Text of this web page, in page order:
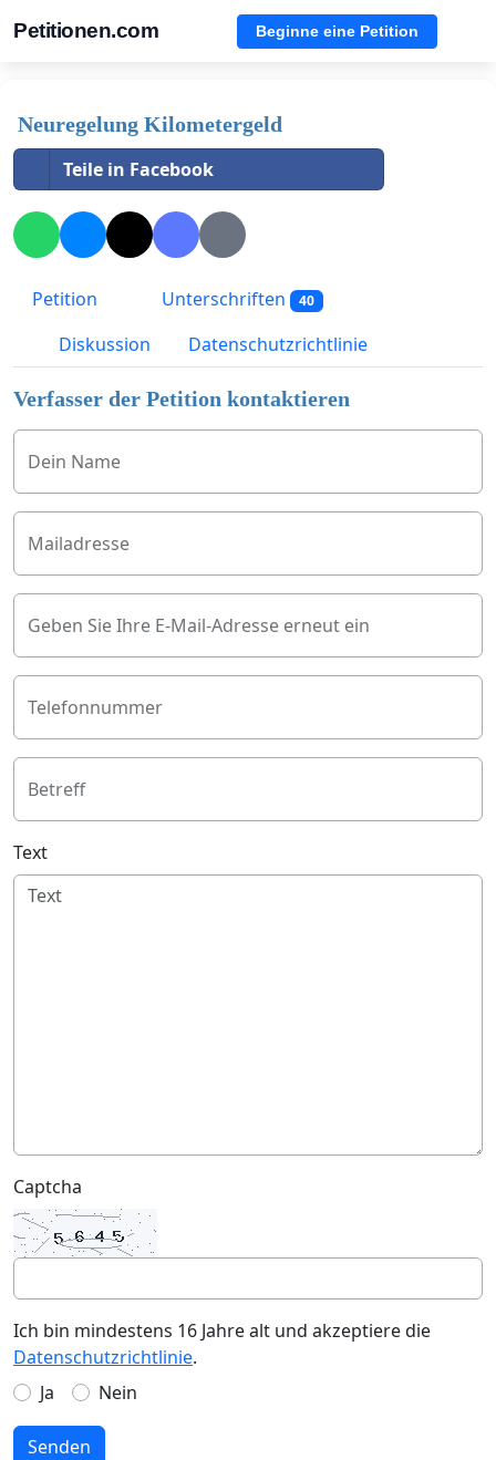
Petitionen.com Beginne eine Petition
Neuregelung Kilometergeld
Teile in Facebook
Petition Unterschriften 40
Diskussion Datenschutzrichtlinie
Verfasser der Petition kontaktieren
Dein Name
Mailadresse
Geben Sie Ihre E-Mail-Adresse erneut ein
Telefonnummer
Betreff
Text
Captcha
Ich bin mindestens 16 Jahre alt und akzeptiere die
Datenschutzrichtlinie.
Ja
Nein
Senden